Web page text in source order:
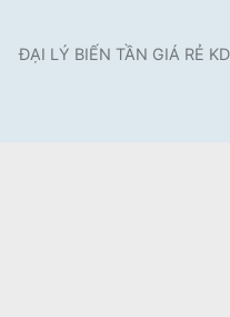
ĐẠI LÝ BIẾN TẦN GIÁ RẺ